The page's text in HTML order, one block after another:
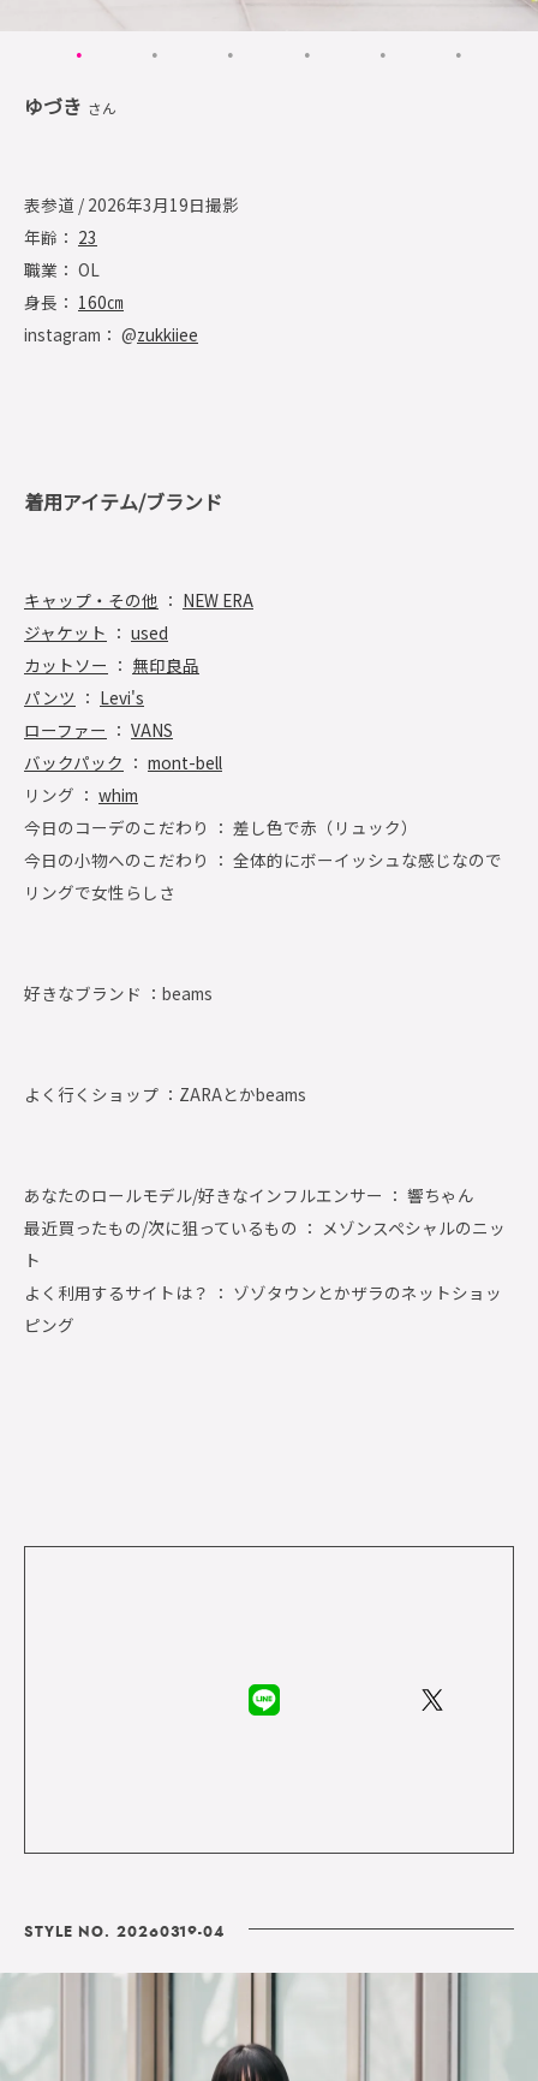
ゆづき さん
表参道 / 2026年3月19日撮影
年齢： 23
職業： OL
身長： 160㎝
instagram： @zukkiiee
着用アイテム/ブランド
キャップ・その他 ： NEW ERA
ジャケット ： used
カットソー ： 無印良品
パンツ ： Levi's
ローファー ： VANS
バックパック ： mont-bell
リング ： whim
今日のコーデのこだわり ： 差し色で赤（リュック）
今日の小物へのこだわり ： 全体的にボーイッシュな感じなので
リングで女性らしさ
好きなブランド ： beams
よく行くショップ ： ZARAとかbeams
あなたのロールモデル/好きなインフルエンサー ： 響ちゃん
最近買ったもの/次に狙っているもの ： メゾンスペシャルのニッ
ト
よく利用するサイトは？ ： ゾゾタウンとかザラのネットショッ
ピング
STYLE NO. 20260319-04